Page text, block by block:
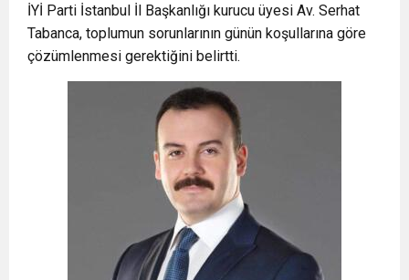
İYİ Parti İstanbul İl Başkanlığı kurucu üyesi Av. Serhat
Tabanca, toplumun sorunlarının günün koşullarına göre
çözümlenmesi gerektiğini belirtti.